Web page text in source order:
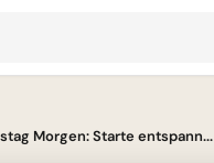
Morgen: Starte entspann...